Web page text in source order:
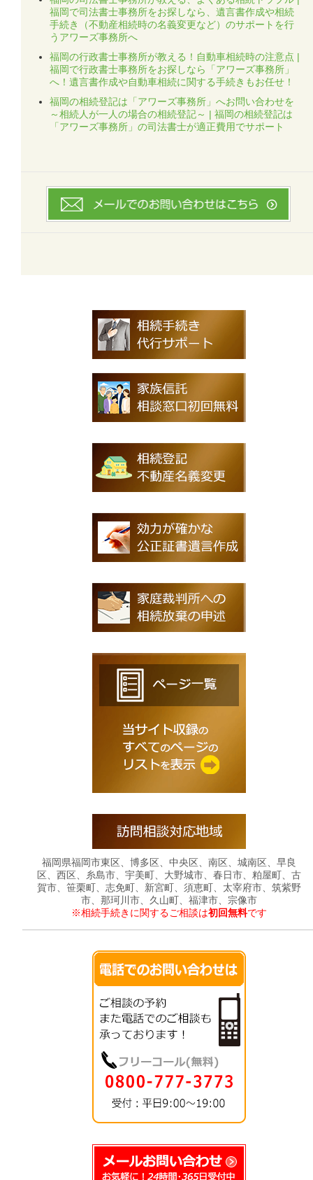
福岡で司法書士事務所をお探しなら、遺言書作成や相続
手続き（不動産相続時の名義変更など）のサポートを行
うアワーズ事務所へ
福岡の行政書士事務所が教える！自動車相続時の注意点 |
福岡で行政書士事務所をお探しなら「アワーズ事務所」
へ！遺言書作成や自動車相続に関する手続きもお任せ！
福岡の相続登記は「アワーズ事務所」へお問い合わせを
～相続人が一人の場合の相続登記～ | 福岡の相続登記は
「アワーズ事務所」の司法書士が適正費用でサポート
福岡県福岡市東区、博多区、中央区、南区、城南区、早良
区、西区、糸島市、宇美町、大野城市、春日市、粕屋町、古
賀市、笹栗町、志免町、新宮町、須恵町、太宰府市、筑紫野
市、那珂川市、久山町、福津市、宗像市
※相続手続きに関するご相談は初回無料です